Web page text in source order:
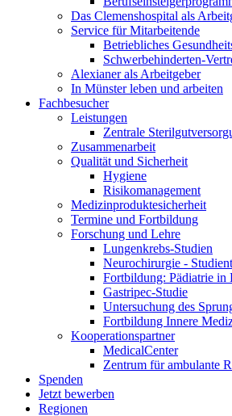
Das Clemenshospital als
Service für Mitarbeitende
Betriebliches
Schwerbehinderten-
Alexianer als Arbeitgeber
In Münster leben und arbeiten
Fachbesucher
Leistungen
Zentrale
Zusammenarbeit
Qualität und Sicherheit
Hygiene
Risikomanagement
Medizinproduktesicherheit
Termine und Fortbildung
Forschung und Lehre
Lungenkrebs-Studien
Neurochirurgie -
Fortbildung: Pädiatrie
Gastripec-Studie
Untersuchung des
Fortbildung Innere
Kooperationspartner
MedicalCenter
Zentrum für ambulante
Spenden
Jetzt bewerben
Regionen